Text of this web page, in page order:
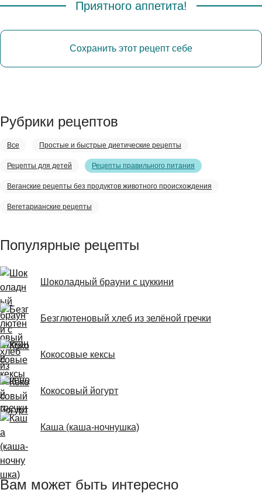
Приятного аппетита!
Сохранить этот рецепт себе
Рубрики рецептов
Все Простые и быстрые диетические рецепты
Рецепты для детей Рецепты правильного питания
Веганские рецепты без продуктов животного происхождения
Вегетарианские рецепты
Популярные рецепты
Шоколадный брауни с цуккини
Безглютеновый хлеб из зелёной гречки
Кокосовые кексы
Кокосовый йогурт
Каша (каша-ночнушка)
Вам может быть интересно